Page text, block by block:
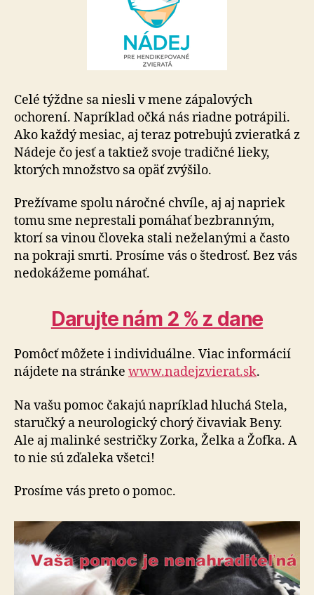
Celé týždne sa niesli v mene zápalových
ochorení. Napríklad očká nás riadne potrápili.
Ako každý mesiac, aj teraz potrebujú zvieratká z
Nádeje čo jesť a taktiež svoje tradičné lieky,
ktorých množstvo sa opäť zvýšilo.
Prežívame spolu náročné chvíle, aj aj napriek
tomu sme neprestali pomáhať bezbranným,
ktorí sa vinou človeka stali neželanými a často
na pokraji smrti. Prosíme vás o štedrosť. Bez vás
nedokážeme pomáhať.
Darujte nám 2 % z dane
Pomôcť môžete i individuálne. Viac informácií
nájdete na stránke www.nadejzvierat.sk.
Na vašu pomoc čakajú napríklad hluchá Stela,
staručký a neurologický chorý čivaviak Beny.
Ale aj malinké sestričky Zorka, Želka a Žofka. A
to nie sú zďaleka všetci!
Prosíme vás preto o pomoc.